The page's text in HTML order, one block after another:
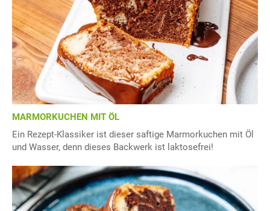
MARMORKUCHEN MIT ÖL
Ein Rezept-Klassiker ist dieser saftige Marmorkuchen mit Öl
und Wasser, denn dieses Backwerk ist laktosefrei!